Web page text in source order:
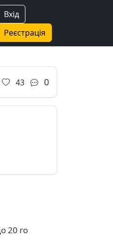
Вхід
Реєстрація
43 0
20 го